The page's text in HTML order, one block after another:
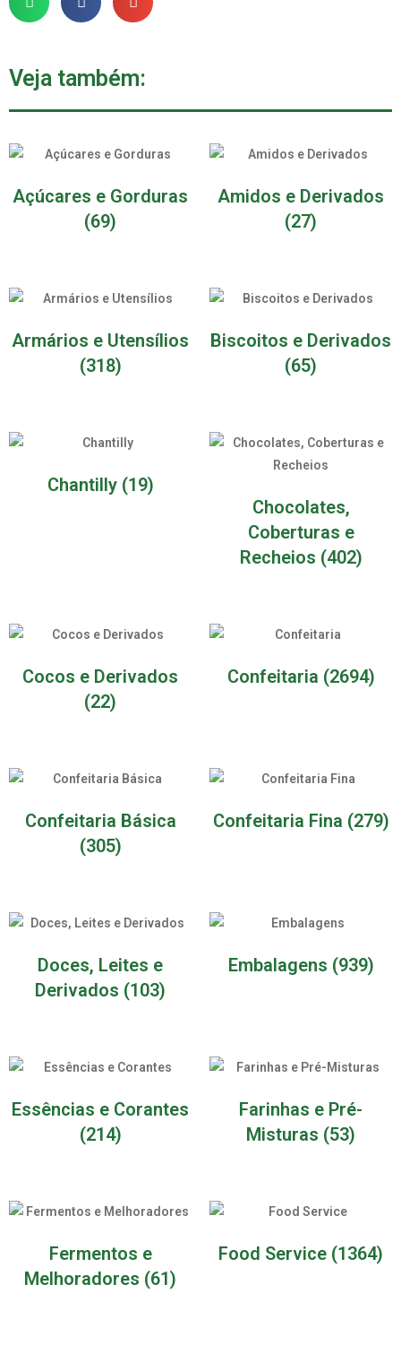
Veja também:
Açúcares e Gorduras
(69)
Amidos e Derivados
(27)
Armários e Utensílios
(318)
Biscoitos e Derivados
(65)
Chantilly (19)
Chocolates,
Coberturas e
Recheios (402)
Cocos e Derivados
(22)
Confeitaria (2694)
Confeitaria Básica
(305)
Confeitaria Fina (279)
Doces, Leites e
Derivados (103)
Embalagens (939)
Essências e Corantes
(214)
Farinhas e Pré-
Misturas (53)
Fermentos e
Melhoradores (61)
Food Service (1364)